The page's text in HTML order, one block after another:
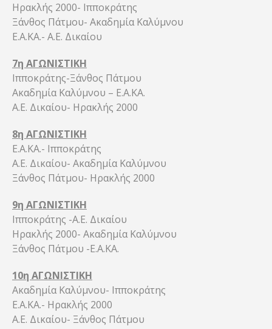
Ηρακλής 2000- Ιπποκράτης
Ξάνθος Πάτμου- Ακαδημία Καλύμνου
Ε.Α.ΚΑ.- Α.Ε. Δικαίου
7η ΑΓΩΝΙΣΤΙΚΗ
Ιπποκράτης-Ξάνθος Πάτμου
Ακαδημία Καλύμνου – Ε.Α.ΚΑ.
Α.Ε. Δικαίου- Ηρακλής 2000
8η ΑΓΩΝΙΣΤΙΚΗ
Ε.Α.ΚΑ.- Ιπποκράτης
Α.Ε. Δικαίου- Ακαδημία Καλύμνου
Ξάνθος Πάτμου- Ηρακλής 2000
9η ΑΓΩΝΙΣΤΙΚΗ
Ιπποκράτης -Α.Ε. Δικαίου
Ηρακλής 2000- Ακαδημία Καλύμνου
Ξάνθος Πάτμου -Ε.Α.ΚΑ.
10η ΑΓΩΝΙΣΤΙΚΗ
Ακαδημία Καλύμνου- Ιπποκράτης
Ε.Α.ΚΑ.- Ηρακλής 2000
Α.Ε. Δικαίου- Ξάνθος Πάτμου